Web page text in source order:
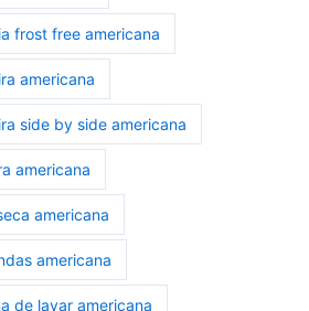
frost free americana
americana
side by side americana
americana
americana
americana
de lavar americana